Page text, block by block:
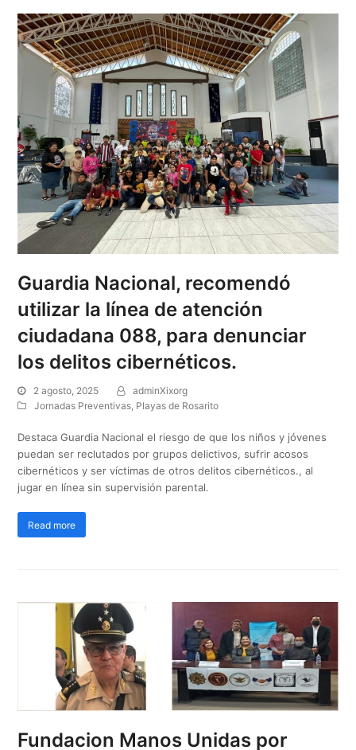
Guardia Nacional, recomendó
utilizar la línea de atención
ciudadana 088, para denunciar
los delitos cibernéticos.
2 agosto, 2025
adminXixorg
Jornadas Preventivas, Playas de Rosarito
Destaca Guardia Nacional el riesgo de que los niños y jóvenes
puedan ser reclutados por grupos delictivos, sufrir acosos
cibernéticos y ser víctimas de otros delitos cibernéticos., al
jugar en línea sin supervisión parental.
Read more
Fundacion Manos Unidas por